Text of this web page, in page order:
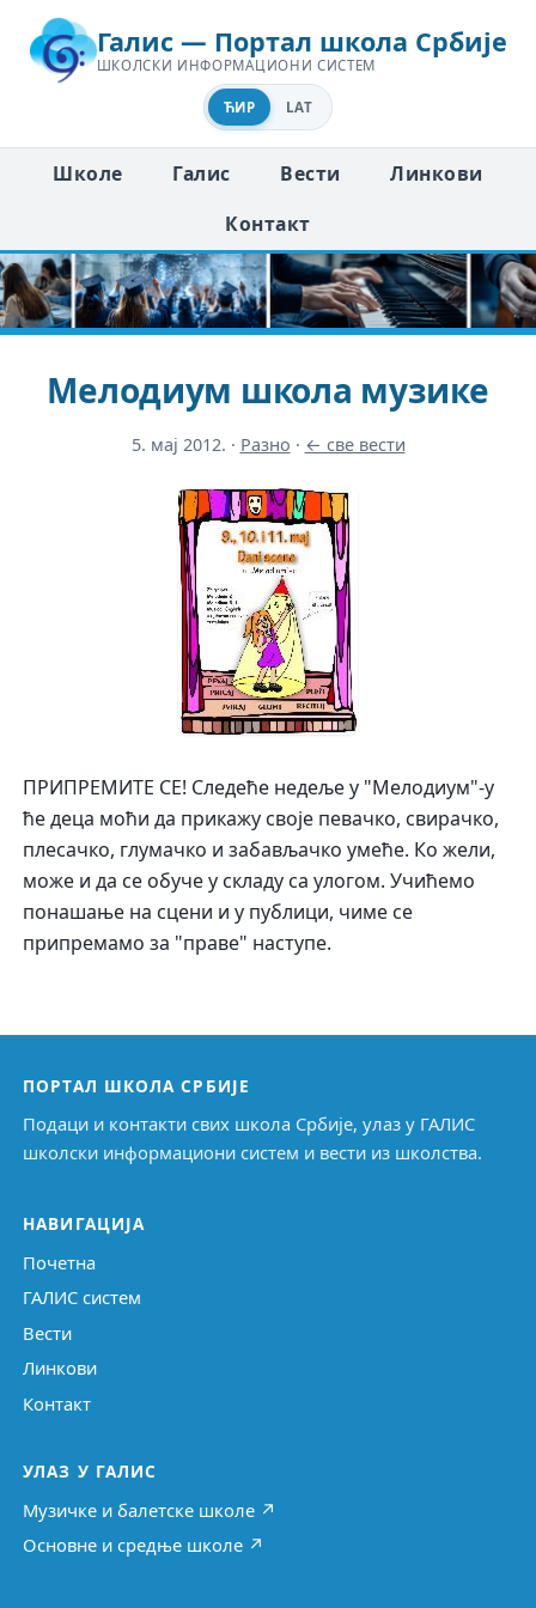
Галис — Портал школа Србије
ШКОЛСКИ ИНФОРМАЦИОНИ СИСТЕМ
ЋИР LAT
Школе Галис Вести
Линкови
Контакт
Мелодиум школа музике
5. мај 2012. · Разно · ← све вести
ПРИПРЕМИТЕ СЕ! Следеће недеље у "Мелодиум"-у
ће деца моћи да прикажу своје певачко, свирачко,
плесачко, глумачко и забављачко умеће. Ко жели,
може и да се обуче у складу са улогом. Учићемо
понашање на сцени и у публици, чиме се
припремамо за "праве" наступе.
ПОРТАЛ ШКОЛА СРБИЈЕ
Подаци и контакти свих школа Србије, улаз у ГАЛИС
школски информациони систем и вести из школства.
НАВИГАЦИЈА
Почетна
ГАЛИС систем
Вести
Линкови
Контакт
УЛАЗ У ГАЛИС
Музичке и балетске школе ↗
Основне и средње школе ↗